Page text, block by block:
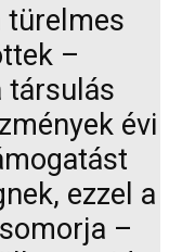
türelmes
–
társulás
évi
ezzel a
–